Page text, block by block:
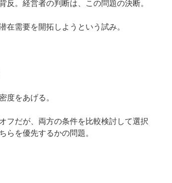
反。経営者の判断は、この問題の決断。
在需要を開拓しようという試み。
度をあげる。
フだが、両方の条件を比較検討して選択
らを優先するかの問題。